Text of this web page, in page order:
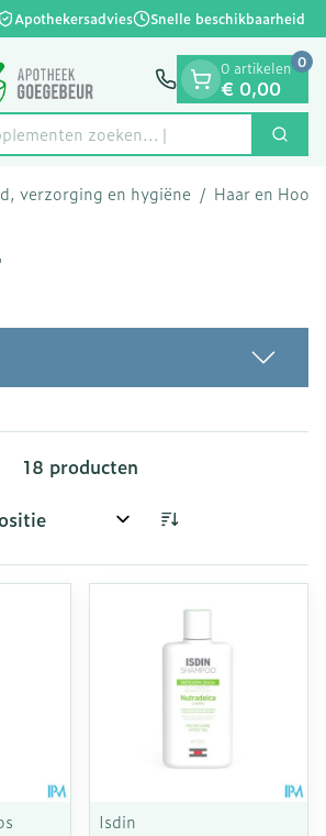
Apothekersadvies Snelle beschikbaarheid
Zoek
0 artikelen
€ 0,00
0
verzorging en hygiëne / Haar en Hoofd
18 producten
op:
Isdin